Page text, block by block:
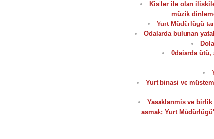
Kisiler ile olan
müzik
Yurt Müdürlügü
Odalarda bulunan
0daiarda
Yurt binasi ve
Yasaklanmis ve
asmak; Yurt